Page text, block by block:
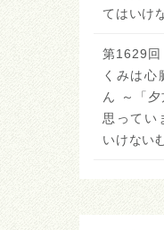
てはいけ
第1629回
くみは心
ん ～「
思ってい
いけない